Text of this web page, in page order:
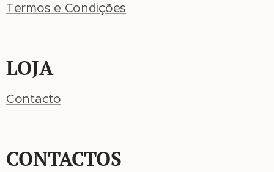
Termos e Condições
LOJA
Contacto
CONTACTOS